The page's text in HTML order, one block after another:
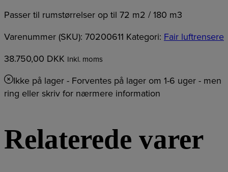
Passer til rumstørrelser op til 72 m2 / 180 m3
Varenummer (SKU): 70200611 Kategori: Fair luftrensere
38.750,00 DKK Inkl. moms
Ikke på lager - Forventes på lager om 1-6 uger - men
ring eller skriv for nærmere information
Relaterede varer